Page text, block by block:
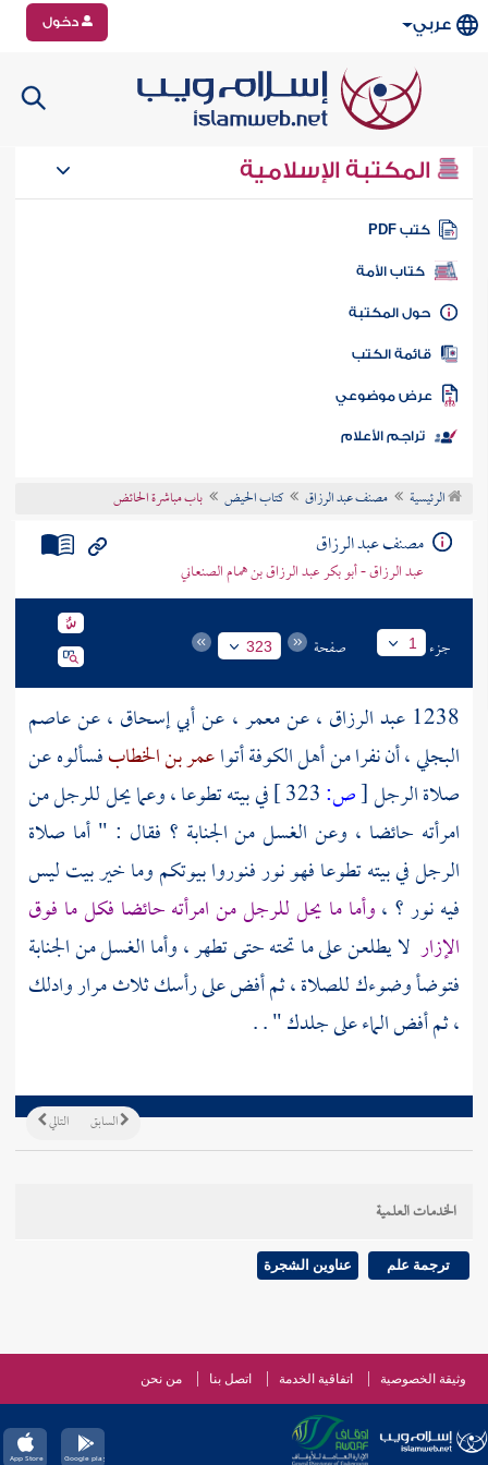
عربي دخول
المكتبة الإسلامية
كتب PDF
كتاب الأمة
المكتبة
الكتب
موضوعي
تراجم الأعلام
الرئيسية مصنف عبد الرزاق كتاب الحيض باب مباشرة الحائض
مصنف عبد الرزاق
عبد الرزاق - أبو بكر عبد الرزاق بن همام الصنعاني
جزء 1 صفحة 323
1238 عبد الرزاق ، عنمعمر، عنأبي إسحاق ، عنعاصم
البجلي، أن نفرا منأهل الكوفةأتواعمر بن الخطابفسألوه عن
صلاة الرجل[ص:
في بيته تطوعا ، وعما يحل للرجل من
امرأته حائضا ، وعن الغسل من الجنابة ؟ فقال : " أما صلاة
الرجل في بيته تطوعا فهو نور فنوروا بيوتكم وما خير بيت ليس
فيه نور ؟ ،وأما ما يحل للرجل من امرأته حائضا فكل ما فوق
الإزار لا يطلعن على ما تحته حتى تطهر ، وأما الغسل من الجنابة
فتوضأ وضوءك للصلاة ، ثم أفض على رأسك ثلاث مرار وادلك
، ثم أفض الماء على جلدك " . .
التالي السابق
الخدمات العلمية
ترجمة علم عناوين الشجرة
وثيقة الخصوصية اتفاقية الخدمة اتصل بنا من نحن